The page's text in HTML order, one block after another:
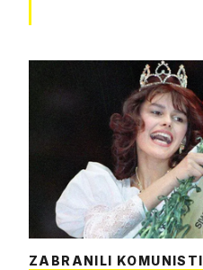
ZABRANILI KOMUNISTI